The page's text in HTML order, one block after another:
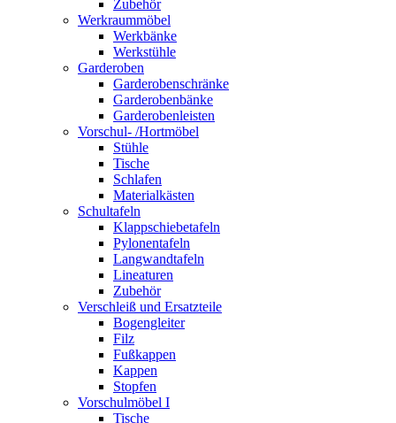
Zubehör
Werkraummöbel
Werkbänke
Werkstühle
Garderoben
Garderobenschränke
Garderobenbänke
Garderobenleisten
Vorschul- /Hortmöbel
Stühle
Tische
Schlafen
Materialkästen
Schultafeln
Klappschiebetafeln
Pylonentafeln
Langwandtafeln
Lineaturen
Zubehör
Verschleiß und Ersatzteile
Bogengleiter
Filz
Fußkappen
Kappen
Stopfen
Vorschulmöbel I
Tische